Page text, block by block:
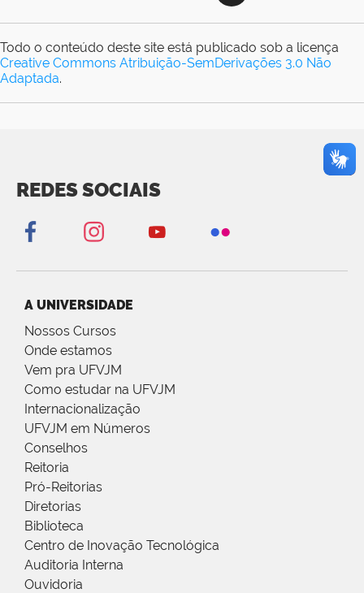
Todo o conteúdo deste site está publicado sob a licença
Creative Commons Atribuição-SemDerivações 3.0 Não
Adaptada.
REDES SOCIAIS
A UNIVERSIDADE
Nossos Cursos
Onde estamos
Vem pra UFVJM
Como estudar na UFVJM
Internacionalização
UFVJM em Números
Conselhos
Reitoria
Pró-Reitorias
Diretorias
Biblioteca
Centro de Inovação Tecnológica
Auditoria Interna
Ouvidoria